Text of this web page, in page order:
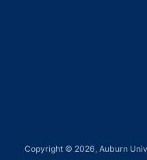
Copyright © 2026, Auburn